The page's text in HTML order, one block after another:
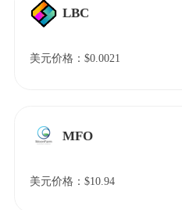
LBC
美元价格：$0.0021
MFO
美元价格：$10.94